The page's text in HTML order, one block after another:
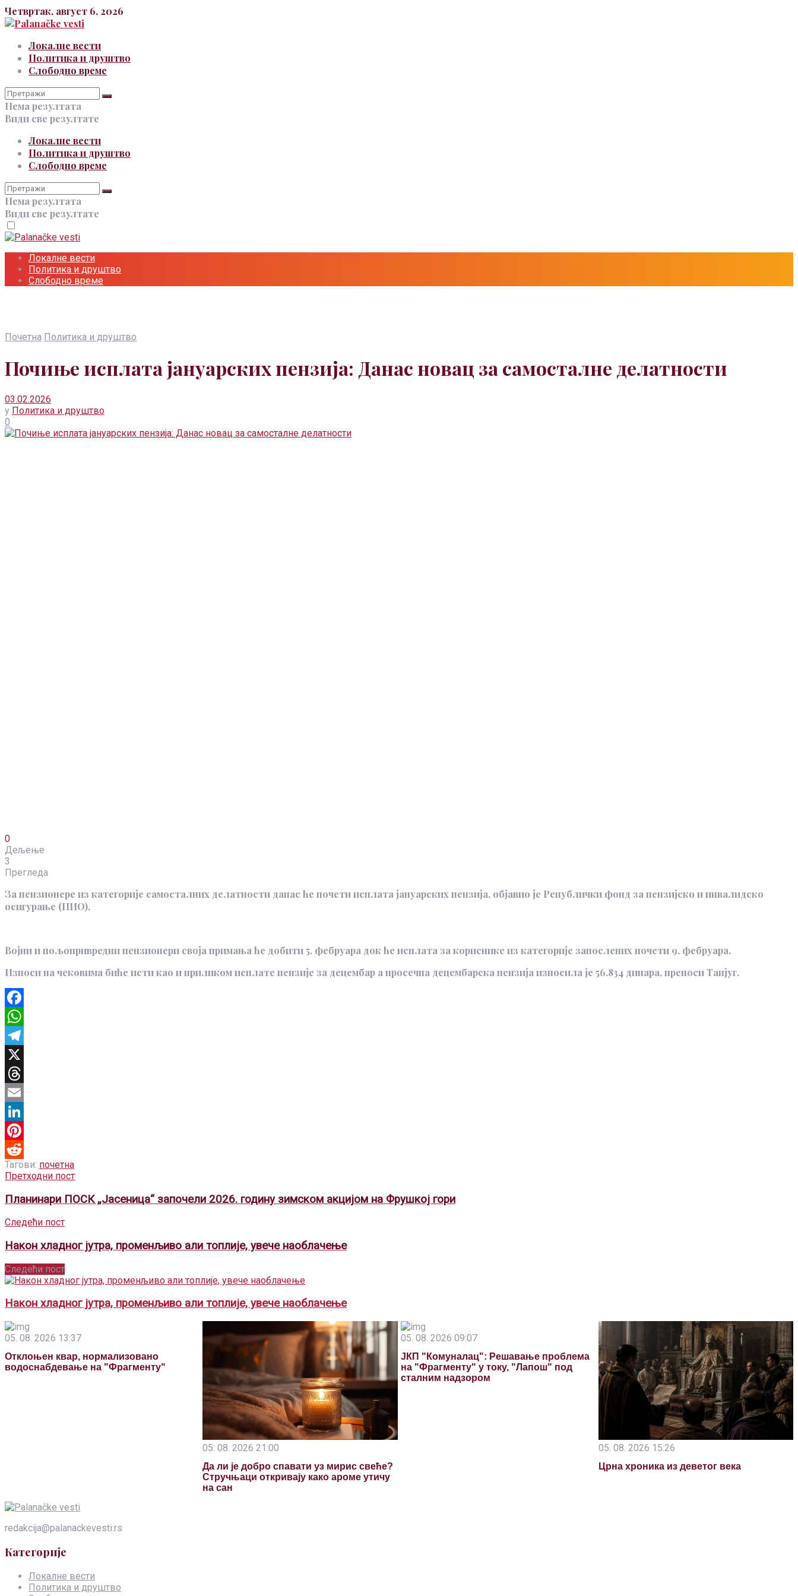
Четвртак, август 6, 2026
Локалне вести
Политика и друштво
Слободно време
Нема резултата
Види све резултате
Локалне вести
Политика и друштво
Слободно време
Нема резултата
Види све резултате
Локалне вести
Политика и друштво
Слободно време
Почетна Политика и друштво
Почиње исплата јануарских пензија: Данас новац за самосталне делатности
03.02.2026
у Политика и друштво
0
0
Дељење
3
Прегледа
За пензионере из категорије самосталних делатности данас ће почети исплата јануарских пензија, објавио је Републички фонд за пензијско и инвалидско
осигурање (ПИО).
Војни и пољопривредни пензионери своја примања ће добити 5. фебруара док ће исплата за кориснике из категорије запослених почети 9. фебруара.
Износи на чековима биће исти као и приликом исплате пензије за децембар а просечна децембарска пензија износила је 56.834 динара, преноси Танјуг.
Facebook
WhatsApp
Telegram
X
Threads
Email
LinkedIn
Pinterest
Reddit
Тагови: почетна
Претходни пост
Планинари ПОСК „Јасеница“ започели 2026. годину зимском акцијом на Фрушкој гори
Следећи пост
Након хладног јутра, променљиво али топлије, увече наоблачење
Следећи пост
Након хладног јутра, променљиво али топлије, увече наоблачење
05. 08. 2026 13:37
Отклоњен квар, нормализовано
водоснабдевање на "Фрагменту"
05. 08. 2026 21:00
Да ли је добро спавати уз мирис свеће?
Стручњаци откривају како ароме утичу
на сан
05. 08. 2026 09:07
ЈКП "Комуналац": Решавање проблема
на "Фрагменту" у току, "Лапош" под
сталним надзором
05. 08. 2026 15:26
Црна хроника из деветог века
redakcija@palanackevesti.rs
Категорије
Локалне вести
Политика и друштво